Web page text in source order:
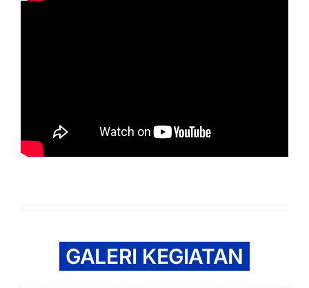
GALERI KEGIATAN